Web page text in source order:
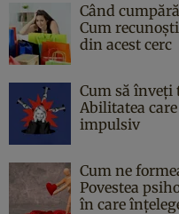
Când
Cum
din acest cerc
Cum să înveți
Abilitatea
impulsiv
Cum ne
Povestea
în care